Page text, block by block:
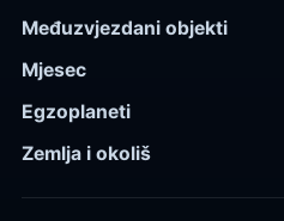
Međuzvjezdani objekti
Mjesec
Egzoplaneti
Zemlja i okoliš